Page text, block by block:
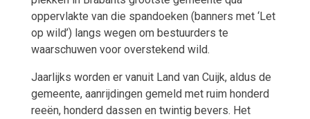
oppervlakte van die spandoeken (banners met ‘Let
op wild’) langs wegen om bestuurders te
waarschuwen voor overstekend wild.
Jaarlijks worden er vanuit Land van Cuijk, aldus de
gemeente, aanrijdingen gemeld met ruim honderd
reeën, honderd dassen en twintig bevers. Het